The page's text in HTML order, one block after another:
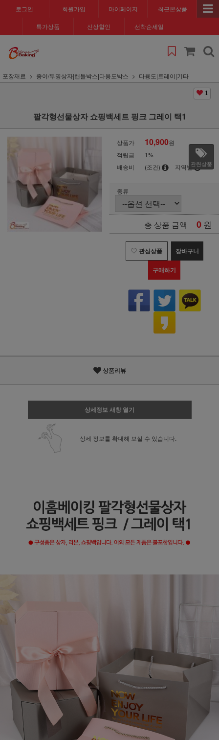
로그인 회원가입 마이페이지 최근본상품
특가상품 신상할인 선착순세일
포장재료 종이/투명상자|핸들박스|다용도박스 다용도|트레이|기타
1
팔각형선물상자 쇼핑백세트 핑크 그레이 택1
상품가 10,900원
적립금
1%
배송비
(조건) 지역별관련상품
종류
총 상품 금액 0 원
관심상품 장바구니
구매하기
상품리뷰
상세정보 새창 열기
상세 정보를 확대해 보실 수 있습니다.